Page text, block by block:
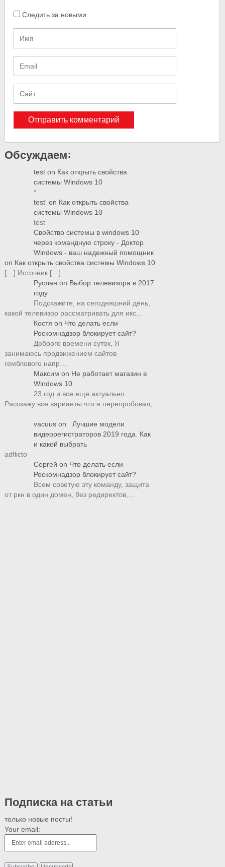
Следить за новыми
Обсуждаем:
test on Как открыть свойства
системы Windows 10
*
test' on Как открыть свойства
системы Windows 10
test
Свойство системы в windows 10
через командную строку - Доктор
Windows - ваш надежный помощник
on Как открыть свойства системы Windows 10
[…] Источник […]
Руслан on Выбор телевизора в 2017
году
Подскажите, на сегодняшний день,
какой телевизор рассматривать для икс…
Костя on Что делать если
Роскомнадзор блокирует сайт?
Доброго времени суток, Я
занимаюсь продвижением сайтов
гемблового напр…
Максим on Не работает магазин в
Windows 10
23 год и все еще актуально.
Расскажу все варианты что я перепробовал,
…
vacuus on
Лучшие модели
видеорегистраторов 2019 года. Как
и какой выбрать
adflicto
Сергей on Что делать если
Роскомнадзор блокирует сайт?
Всем советую эту команду, защита
от ркн в один домен, без редиректов,…
Подписка на статьи
только новые посты!
Your email: